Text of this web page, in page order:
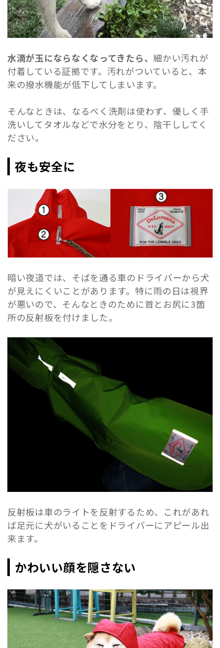
水滴が玉にならなくなってきたら、 細かい汚れが
付着している証拠です。汚れがついていると、本
来の撥水機能が低下してしまいます。
そんなときは、なるべく洗剤は使わず、優しく手
洗いしてタオルなどで水分をとり、陰干ししてく
ださい。
夜も安全に
暗い夜道では、そばを通る車のドライバーから犬
が見えにくいことがあります。特に雨の日は視界
が悪いので、そんなときのために首とお尻に3箇
所の反射板を付けました。
反射板は車のライトを反射するため、これがあれ
ば足元に犬がいることをドライバーにアピール出
来ます。
かわいい顔を隠さない